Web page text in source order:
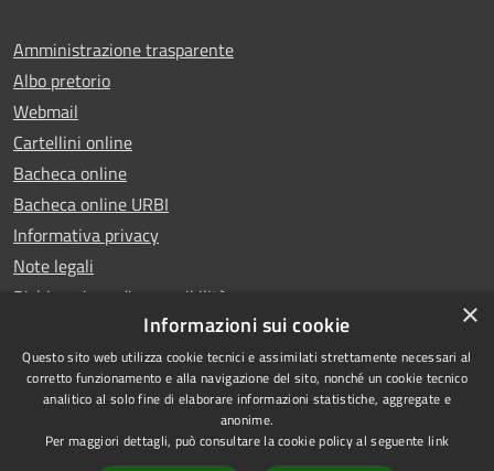
Amministrazione trasparente
Albo pretorio
Webmail
Cartellini online
Bacheca online
Bacheca online URBI
Informativa privacy
Note legali
Dichiarazione di accessibilità
RSS
Accessibilità
Copyright © 2025 Comune di
Ariano Irpino
×
Informazioni sui cookie
Questo sito web utilizza cookie tecnici e assimilati strettamente necessari al
corretto funzionamento e alla navigazione del sito, nonché un cookie tecnico
analitico al solo fine di elaborare informazioni statistiche, aggregate e
anonime.
Per maggiori dettagli, può consultare la cookie policy al seguente link